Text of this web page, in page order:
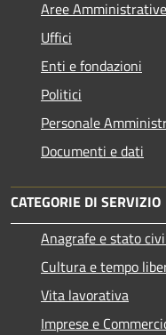
Aree Amministrative
Uffici
Enti e fondazioni
Politici
Personale
Documenti e dati
CATEGORIE DI SERVIZIO
Anagrafe e stato
Cultura e tempo
Vita lavorativa
Imprese e